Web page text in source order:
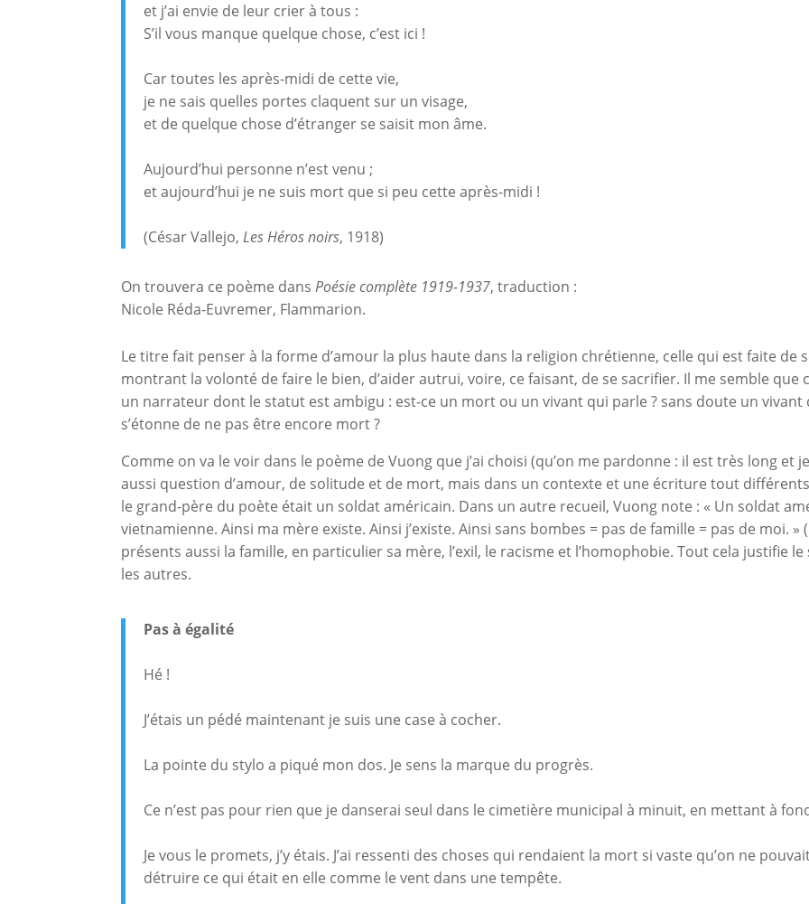
et j’ai envie de leur crier à tous :
S’il vous manque quelque chose, c’est ici !
Car toutes les après-midi de cette vie,
je ne sais quelles portes claquent sur un visage,
et de quelque chose d’étranger se saisit mon âme.
Aujourd’hui personne n’est venu ;
et aujourd’hui je ne suis mort que si peu cette après-midi !
(César Vallejo,Les Héros noirs, 1918)
On trouvera ce poème dansPoésie complète 1919-1937, traduction :
Nicole Réda-Euvremer, Flammarion.
Le titre fait penser à la forme d’amour la plus haute dans la religion chrétienne, celle qui est faite de
montrant la volonté de faire le bien, d’aider autrui, voire, ce faisant, de se sacrifier. Il me semble que
un narrateur dont le statut est ambigu : est-ce un mort ou un vivant qui parle ? sans doute un
s’étonne de ne pas être encore mort ?
Comme on va le voir dans le poème de Vuong que j’ai choisi (qu’on me pardonne : il est très long et
aussi question d’amour, de solitude et de mort, mais dans un contexte et une écriture tout
le grand-père du poète était un soldat américain. Dans un autre recueil, Vuong note : « Un soldat
vietnamienne. Ainsi ma mère existe. Ainsi j’existe. Ainsi sans bombes = pas de famille = pas de moi. » (
présents aussi la famille, en particulier sa mère, l’exil, le racisme et l’homophobie. Tout cela justifie
les autres.
Pas à égalité
Hé !
J’étais un pédé maintenant je suis une case à cocher.
La pointe du stylo a piqué mon dos. Je sens la marque du progrès.
Ce n’est pas pour rien que je danserai seul dans le cimetière municipal à minuit, en mettant à
Je vous le promets, j’y étais. J’ai ressenti des choses qui rendaient la mort si vaste qu’on ne
détruire ce qui était en elle comme le vent dans une tempête.